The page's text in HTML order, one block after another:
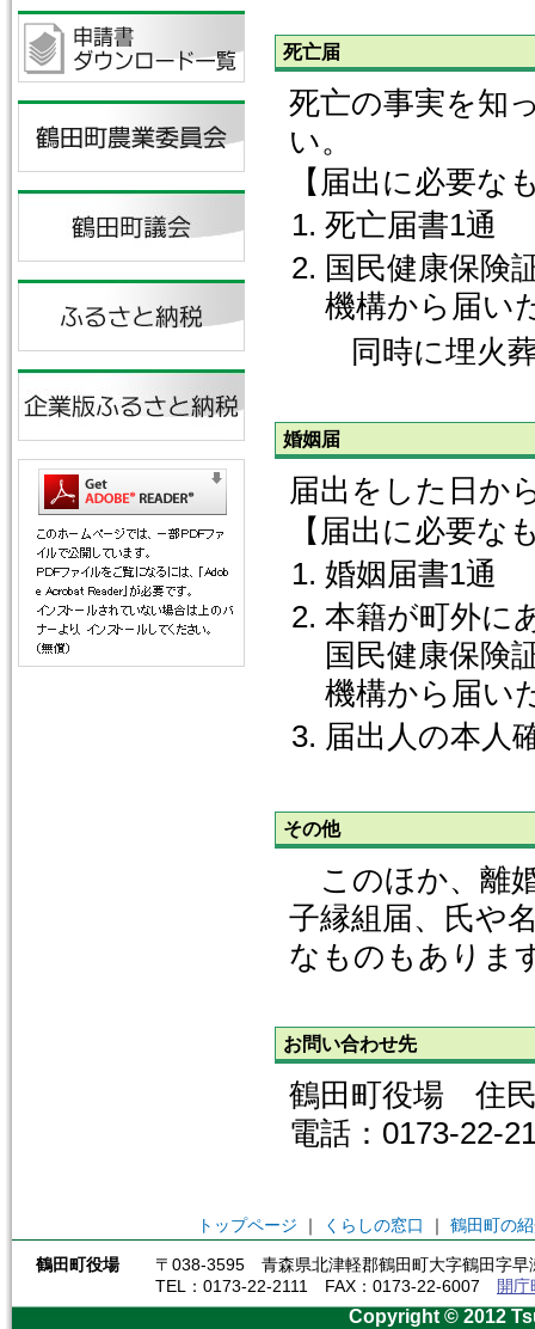
死亡届
死亡の事実を知
い。
【届出に必要な
死亡届書1通
国民健康保険
機構から届い
同時に埋火葬
婚姻届
届出をした日か
【届出に必要な
婚姻届書1通
本籍が町外に
国民健康保険
機構から届い
届出人の本人
その他
このほか、離
子縁組届、氏や
なものもありま
お問い合わせ先
鶴田町役場 住
電話：0173-22-
トップページ ｜ くらしの窓口 ｜ 鶴田町の
鶴田町役場
〒038-3595 青森県北津軽郡鶴田町大字鶴田字早
TEL：0173-22-2111 FAX：0173-22-6007
開
Copyright © 2012